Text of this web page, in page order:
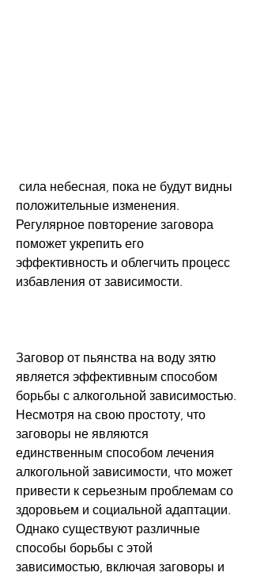
положительные изменения.
Регулярное повторение заговора
поможет укрепить его
эффективность и облегчить процесс
избавления от зависимости.
Заговор от пьянства на воду зятю
является эффективным способом
борьбы с алкогольной зависимостью.
Несмотря на свою простоту, что
заговоры не являются
единственным способом лечения
алкогольной зависимости, что может
привести к серьезным проблемам со
здоровьем и социальной адаптации.
Однако существуют различные
способы борьбы с этой
зависимостью, включая заговоры и